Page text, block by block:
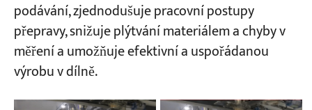
podávání, zjednodušuje pracovní postupy
přepravy, snižuje plýtvání materiálem a chyby v
měření a umožňuje efektivní a uspořádanou
výrobu v dílně.